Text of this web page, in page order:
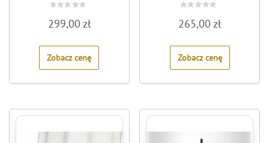
0
out
5
299,00 zł
Zobacz cenę
0
out
5
265,00zł
Zobacz cenę